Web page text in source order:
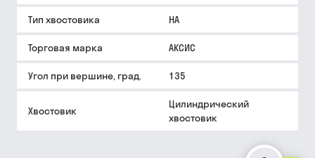
Тип хвостовика HA
Торговая марка АКСИС
Угол при вершине, град. 135
Хвостовик
Цилиндрический
хвостовик